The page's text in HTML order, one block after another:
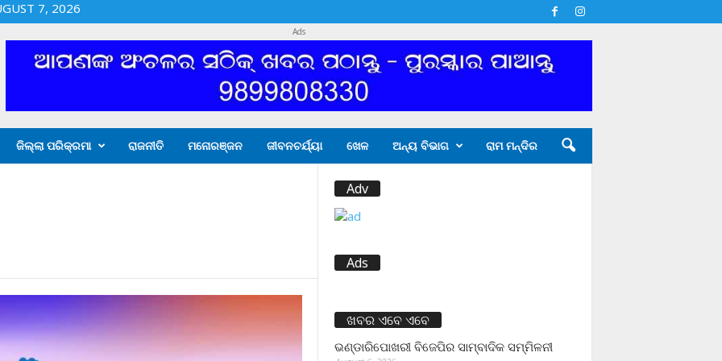
7, 2026
Ads
ଜିଲ୍ଲା ପରିକ୍ରମା ରାଜନୀତି ମନୋରଞ୍ଜନ ଜୀବନଚର୍ଯ୍ୟା ଖେଳ ଅନ୍ୟ ବିଭାଗ ରାମ ମନ୍ଦିର
Adv
Ads
ଖବର ଏବେ ଏବେ
ଭଣ୍ଡାରିପୋଖରୀ ବିଜେପିର ସାମ୍ବାଦିକ ସମ୍ମିଳନୀ